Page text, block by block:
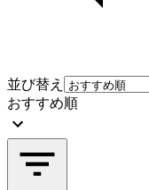
並び替え
おすすめ順